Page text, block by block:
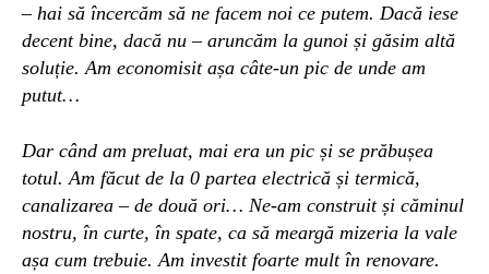
– hai să încercăm să ne facem noi ce putem. Dacă iese
decent bine, dacă nu – aruncăm la gunoi și găsim altă
soluție. Am economisit așa câte-un pic de unde am
putut…
Dar când am preluat, mai era un pic și se prăbușea
totul. Am făcut de la 0 partea electrică și termică,
canalizarea – de două ori… Ne-am construit și căminul
nostru, în curte, în spate, ca să meargă mizeria la vale
așa cum trebuie. Am investit foarte mult în renovare.